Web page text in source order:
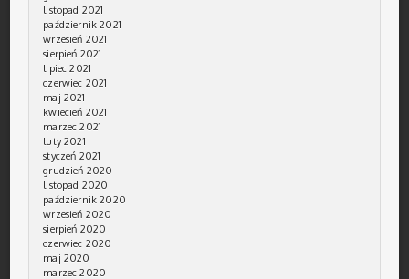
listopad 2021
październik 2021
wrzesień 2021
sierpień 2021
lipiec 2021
czerwiec 2021
maj 2021
kwiecień 2021
marzec 2021
luty 2021
styczeń 2021
grudzień 2020
listopad 2020
październik 2020
wrzesień 2020
sierpień 2020
czerwiec 2020
maj 2020
marzec 2020